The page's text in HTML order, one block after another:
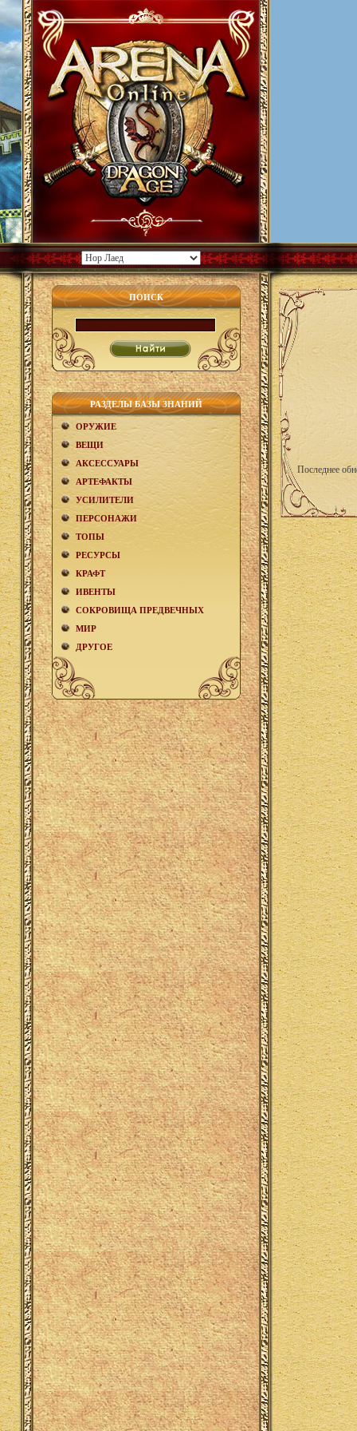
ПОИСК
РАЗДЕЛЫ БАЗЫ ЗНАНИЙ
ОРУЖИЕ
ВЕЩИ
АКCЕСCУАРЫ
АРТЕФАКТЫ
УСИЛИТЕЛИ
ПЕРСОНАЖИ
ТОПЫ
РЕСУРСЫ
КРАФТ
ИВЕНТЫ
СОКРОВИЩА ПРЕДВЕЧНЫХ
МИР
ДРУГОЕ
Последнее